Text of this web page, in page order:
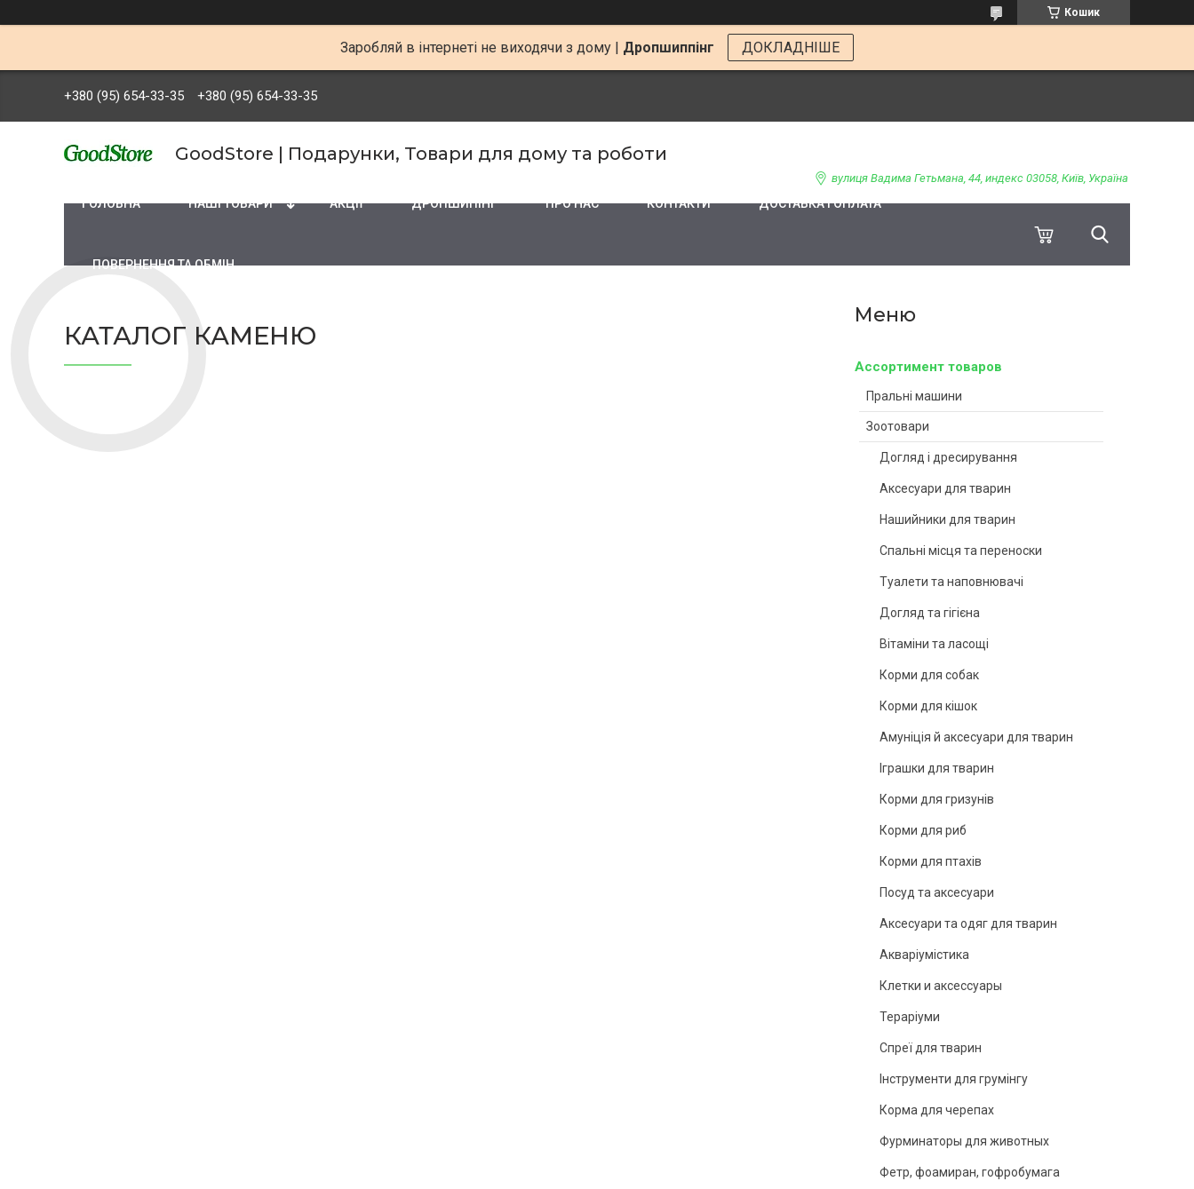
Кошик
Заробляй в інтернеті не виходячи з дому | Дропшиппінг ДОКЛАДНІШЕ
+380 (95) 654-33-35 +380 (95) 654-33-35
GoodStore | Подарунки, Товари для дому та роботи
вулиця Вадима Гетьмана, 44, индекс 03058, Київ, Україна
ГОЛОВНА НАШІ ТОВАРИ АКЦІЇ ДРОПШИПІНГ ПРО НАС КОНТАКТИ ДОСТАВКА І ОПЛАТА
ПОВЕРНЕННЯ ТА ОБМІН
Ассортимент товаров
Пральні машини
Зоотовари
Догляд і дресирування
Аксесуари для тварин
Нашийники для тварин
Спальні місця та переноски
Туалети та наповнювачі
Догляд та гігієна
Вітаміни та ласощі
Корми для собак
Корми для кішок
Амуніція й аксесуари для тварин
Іграшки для тварин
Корми для гризунів
Корми для риб
Корми для птахів
Посуд та аксесуари
Аксесуари та одяг для тварин
Акваріумістика
Клетки и аксессуары
Тераріуми
Спреї для тварин
Інструменти для грумінгу
Корма для черепах
Фурминаторы для животных
Фетр, фоамиран, гофробумага
КАТАЛОГ КАМЕНЮ